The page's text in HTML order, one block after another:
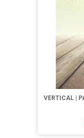
VERTICAL |